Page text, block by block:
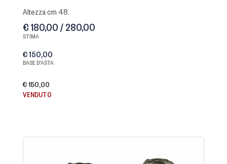
Altezza cm 48.
€ 180,00 / 280,00
STIMA
€ 150,00
BASE D'ASTA
€ 150,00
VENDUTO